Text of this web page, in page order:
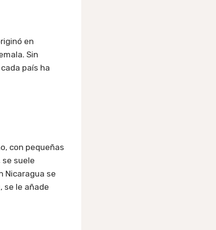
en
Sin
país ha
con pequeñas
suele
Nicaragua se
se le añade